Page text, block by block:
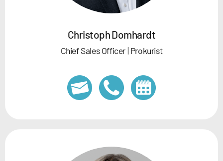
Christoph Domhardt
Chief Sales Officer | Prokurist